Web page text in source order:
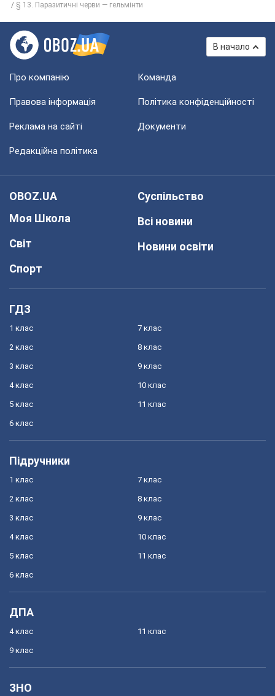
§ 13. Паразитичні черви — гельмінти
В начало
Про компанію Команда
Правова інформація Політика конфіденційності
Реклама на сайті Документи
Редакційна політика
OBOZ.UA
Моя Школа
Світ
Спорт
Суспільство
Всі новини
Новини освіти
ГДЗ
1 клас
2 клас
3 клас
4 клас
5 клас
6 клас
7 клас
8 клас
9 клас
10 клас
11 клас
Підручники
1 клас
2 клас
3 клас
4 клас
5 клас
6 клас
7 клас
8 клас
9 клас
10 клас
11 клас
ДПА
4 клас
9 клас
11 клас
ЗНО